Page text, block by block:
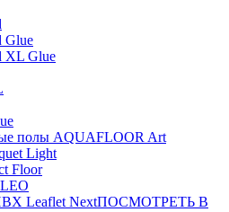
Glue
XL Glue
полы AQUAFLOOR Art
Light
Floor
Leaflet NextПОСМОТРЕТЬ В